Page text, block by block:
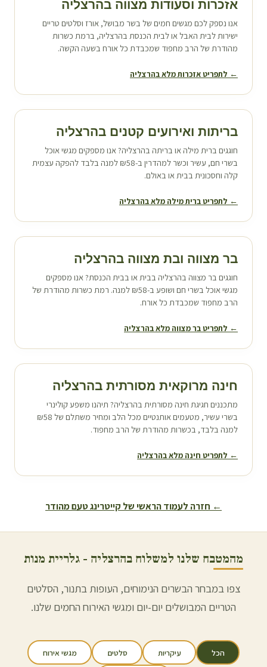
אזכרות וסעודות מצווה בהרצליה
אנו נספק לכם מגשים חמים של בשר מבושל, אורז וסלטים טריים
ישירות לבית האבל או לבית הכנסת בהרצליה, ברמת כשרות
מהודרת של הרב מחפוד שמכבדת כל אורח בשעה הקשה.
← לתפריט אזכרות מלא בהרצליה
בריתות ואירועים קטנים בהרצליה
חוגגים ברית מילה או בריתה בהרצליה? אנו מספקים מגשי אוכל
בשרי חם, עשיר וכשר למהדרין ב-₪58 למנה בלבד להפקה עצמית
קלה וחסכונית בבית או באולם.
← לתפריט ברית מילה מלא בהרצליה
בר מצווה ובת מצווה בהרצליה
חוגגים בר מצווה בהרצליה בבית או בבית הכנסת? אנו מספקים
מגשי אוכל בשרי חם ושופע ב-₪58 למנה. רמת כשרות מהודרת של
הרב מחפוד שמכבדת כל אורח.
← לתפריט בר מצווה מלא בהרצליה
חינה מרוקאית מסורתית בהרצליה
מתכננים חגיגת חינה מסורתית בהרצליה? תיהנו משפע קולינרי
בשרי עשיר, מטעמים אותנטיים מכל הלב ומחיר משתלם של ₪58
למנה בלבד, בכשרות מהודרת של הרב מחפוד.
← לתפריט חינה מלא בהרצליה
← חזרה לעמוד הראשי של קייטרינג טעם מהודר
מהמטבח שלנו למשלוח בהרצליה - גלריית מנות
צפו במבחר הבשרים הנימוחים, העופות בתנור, הסלטים
הטריים המבושלים יום-יום ומגשי האירוח החמים שלנו.
הכל עיקריות סלטים מגשי אירוח